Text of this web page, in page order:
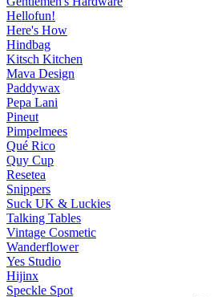
Hellofun!
Here's How
Hindbag
Kitsch Kitchen
Mava Design
Paddywax
Pepa Lani
Pineut
Pimpelmees
Qué Rico
Quy Cup
Resetea
Snippers
Suck UK & Luckies
Talking Tables
Vintage Cosmetic
Wanderflower
Yes Studio
Hijinx
Speckle Spot